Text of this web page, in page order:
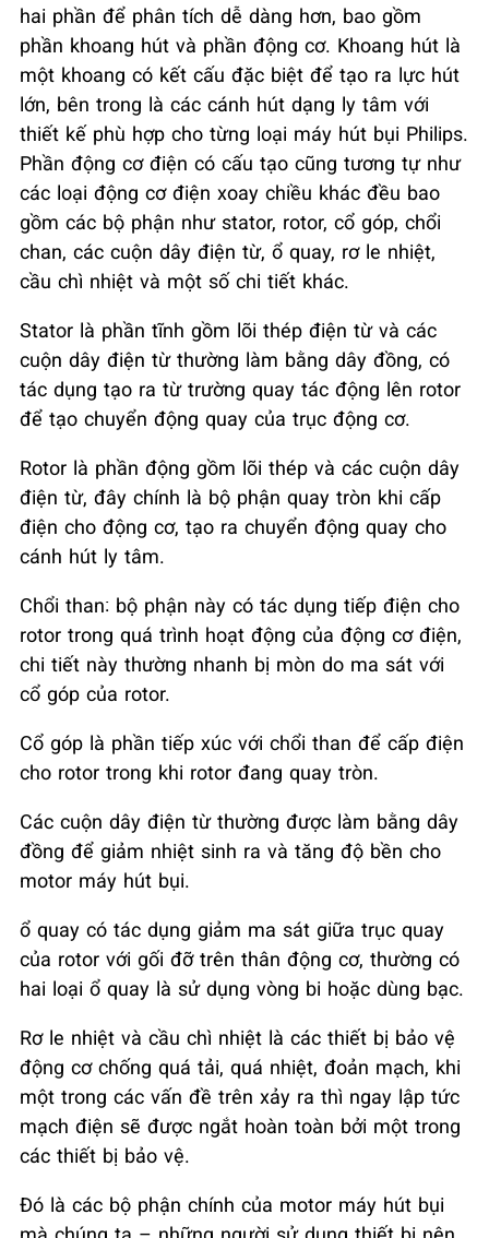
hai phần để phân tích dễ dàng hơn, bao gồm
phần khoang hút và phần động cơ. Khoang hút là
một khoang có kết cấu đặc biệt để tạo ra lực hút
lớn, bên trong là các cánh hút dạng ly tâm với
thiết kế phù hợp cho từng loại máy hút bụi Philips.
Phần động cơ điện có cấu tạo cũng tương tự như
các loại động cơ điện xoay chiều khác đều bao
gồm các bộ phận như stator, rotor, cổ góp, chổi
chan, các cuộn dây điện từ, ổ quay, rơ le nhiệt,
cầu chì nhiệt và một số chi tiết khác.
Stator là phần tĩnh gồm lõi thép điện từ và các
cuộn dây điện từ thường làm bằng dây đồng, có
tác dụng tạo ra từ trường quay tác động lên rotor
để tạo chuyển động quay của trục động cơ.
Rotor là phần động gồm lõi thép và các cuộn dây
điện từ, đây chính là bộ phận quay tròn khi cấp
điện cho động cơ, tạo ra chuyển động quay cho
cánh hút ly tâm.
Chổi than: bộ phận này có tác dụng tiếp điện cho
rotor trong quá trình hoạt động của động cơ điện,
chi tiết này thường nhanh bị mòn do ma sát với
cổ góp của rotor.
Cổ góp là phần tiếp xúc với chổi than để cấp điện
cho rotor trong khi rotor đang quay tròn.
Các cuộn dây điện từ thường được làm bằng dây
đồng để giảm nhiệt sinh ra và tăng độ bền cho
motor máy hút bụi.
ổ quay có tác dụng giảm ma sát giữa trục quay
của rotor với gối đỡ trên thân động cơ, thường có
hai loại ổ quay là sử dụng vòng bi hoặc dùng bạc.
Rơ le nhiệt và cầu chì nhiệt là các thiết bị bảo vệ
động cơ chống quá tải, quá nhiệt, đoản mạch, khi
một trong các vấn đề trên xảy ra thì ngay lập tức
mạch điện sẽ được ngắt hoàn toàn bởi một trong
các thiết bị bảo vệ.
Đó là các bộ phận chính của motor máy hút bụi